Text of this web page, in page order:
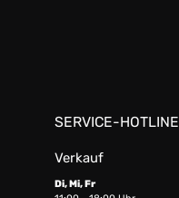
SERVICE-HOTLINE
Verkauf
Di, Mi, Fr